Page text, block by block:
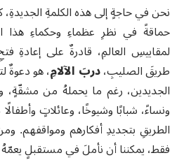
نحن في حاجةٍ إلى هذه الكلمةِ
حماقةً في نظرِ عظماءِ وحكماءِ هذا
لمقاييسِ العالمِ، قادرةٌ على إعادةِ
طريقَ الصليبِ،دربَ الآلامِ، هو دعوةٌ
الجديدين، رغم ما يحملهُ من مشقّةٍ،
ونساءً، شبابًا وشيوخًا، وعائلاتٍ
الطريقِ بتجديدِ أفكارهم ومواقفهم.
فقط، يمكننا أن نأملَ في مستقبلٍ يعمّهُ